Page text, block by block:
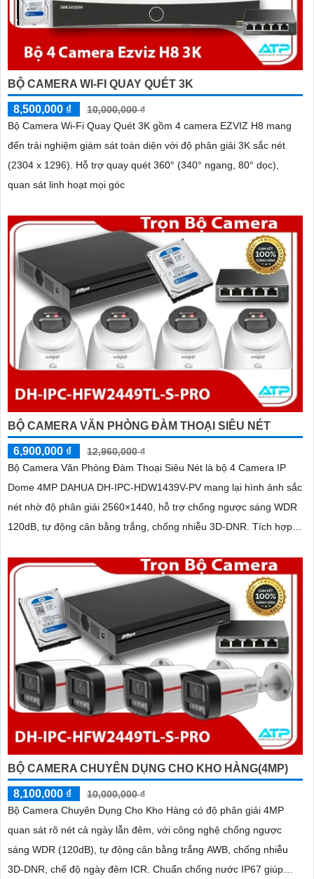
BỘ CAMERA WI-FI QUAY QUÉT 3K
8,500,000 ₫
10,000,000 ₫
Bộ Camera Wi-Fi Quay Quét 3K gồm 4 camera EZVIZ H8 mang
đến trải nghiệm giám sát toàn diện với độ phân giải 3K sắc nét
(2304 x 1296). Hỗ trợ quay quét 360° (340° ngang, 80° dọc),
quan sát linh hoạt mọi góc
BỘ CAMERA VĂN PHÒNG ĐÀM THOẠI SIÊU NÉT
6,900,000 ₫
12,960,000 ₫
Bộ Camera Văn Phòng Đàm Thoại Siêu Nét là bộ 4 Camera IP
Dome 4MP DAHUA DH-IPC-HDW1439V-PV mang lại hình ảnh sắc
nét nhờ độ phân giải 2560×1440, hỗ trợ chống ngược sáng WDR
120dB, tự động cân bằng trắng, chống nhiễu 3D-DNR. Tích hợp
hồng ngoại 30m, cùng tính năng phát hiện con người, giúp giám
sát hiệu quả ngày đêm
BỘ CAMERA CHUYÊN DỤNG CHO KHO HÀNG(4MP)
8,100,000 ₫
10,000,000 ₫
Bộ Camera Chuyên Dụng Cho Kho Hàng có độ phân giải 4MP
quan sát rõ nét cả ngày lẫn đêm, với công nghệ chống ngược
sáng WDR (120dB), tự động cân bằng trắng AWB, chống nhiễu
3D-DNR, chế độ ngày đêm ICR. Chuẩn chống nước IP67 giúp